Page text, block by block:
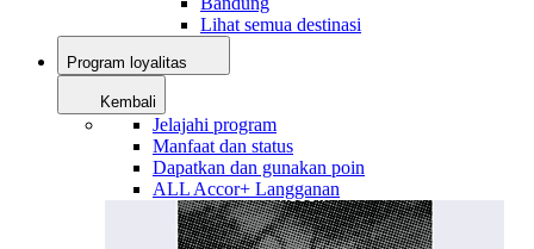
Lihat semua destinasi
Program loyalitas
Kembali
Jelajahi program
Manfaat dan status
Dapatkan dan gunakan poin
ALL Accor+ Langganan